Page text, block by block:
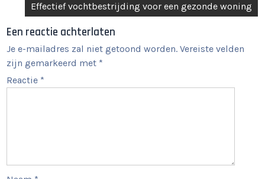
Effectief vochtbestrijding voor een gezonde woning
Een reactie achterlaten
Je e-mailadres zal niet getoond worden. Vereiste velden
zijn gemarkeerd met *
Reactie *